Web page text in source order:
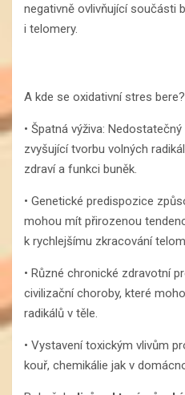
negativně ovlivňující součásti
i telomery.
A kde se oxidativní stres bere?
• Špatná výživa:
zvyšující tvorbu volných
zdraví a funkci buněk.
• Genetické predispozice
mohou mít přirozenou
k rychlejšímu zkracování
• Různé chronické zdravotní
civilizační choroby, které
radikálů v těle.
• Vystavení toxickým vlivům
kouř, chemikálie jak v